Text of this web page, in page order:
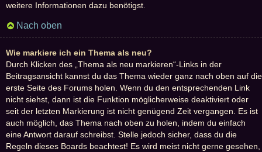
weitere Informationen dazu benötigst.
Nach oben
Wie markiere ich ein Thema als neu?
Durch Klicken des „Thema als neu markieren“-Links in der
Beitragsansicht kannst du das Thema wieder ganz nach oben auf die
erste Seite des Forums holen. Wenn du den entsprechenden Link
nicht siehst, dann ist die Funktion möglicherweise deaktiviert oder
seit der letzten Markierung ist nicht genügend Zeit vergangen. Es ist
auch möglich, das Thema nach oben zu holen, indem du einfach
eine Antwort darauf schreibst. Stelle jedoch sicher, dass du die
Regeln dieses Boards beachtest! Es wird meist nicht gerne gesehen,